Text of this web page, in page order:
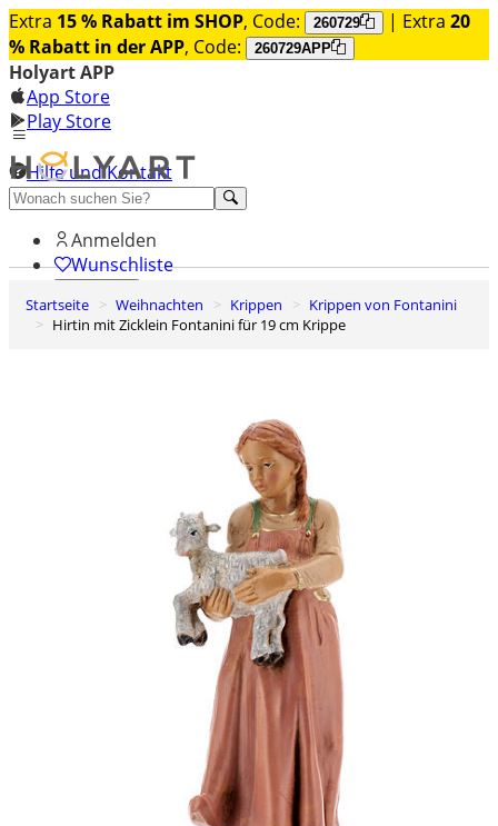
Extra 15 % Rabatt im SHOP, Code: 260729 | Extra 20
% Rabatt in der APP, Code: 260729APP
Holyart APP
App Store
Play Store
Hilfe und Kontakt
Entdecken Sie Premium
Anmelden
Wunschliste
0
Warenkorb
Startseite Weihnachten Krippen
Krippen von Fontanini
Hirtin mit Zicklein Fontanini für 19 cm Krippe